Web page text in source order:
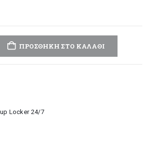
ΠΡΟΣΘΉΚΗ ΣΤΟ ΚΑΛΆΘΙ
Locker 24/7